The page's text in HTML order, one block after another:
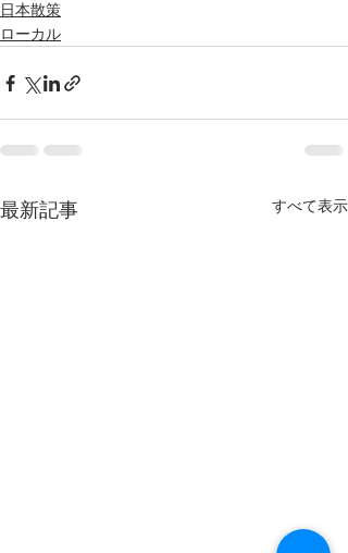
日本散策
ローカル
最新記事 すべて表示